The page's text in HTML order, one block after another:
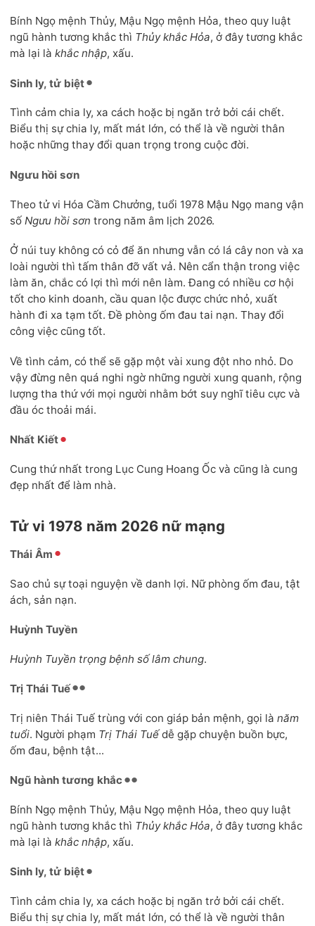
Bính Ngọ mệnh Thủy, Mậu Ngọ mệnh Hỏa, theo quy luật
ngũ hành tương khắc thì Thủy khắc Hỏa, ở đây tương khắc
mà lại làkhắc nhập, xấu.
Sinh ly, tử biệt
Tình cảm chia ly, xa cách hoặc bị ngăn trở bởi cái chết.
Biểu thị sự chia ly, mất mát lớn, có thể là về người thân
hoặc những thay đổi quan trọng trong cuộc đời.
Ngưu hồi sơn
Theo tử vi Hóa Cầm Chưởng, tuổi 1978 Mậu Ngọ mang vận
số Ngưu hồi sơn trong năm âm lịch 2026.
Ở núi tuy không có cỏ để ăn nhưng vẫn có lá cây non và xa
loài người thì tấm thân đỡ vất vả. Nên cẩn thận trong việc
làm ăn, chắc có lợi thì mới nên làm. Đang có nhiều cơ hội
tốt cho kinh doanh, cầu quan lộc được chức nhỏ, xuất
hành đi xa tạm tốt. Đề phòng ốm đau tai nạn. Thay đổi
công việc cũng tốt.
Về tình cảm, có thể sẽ gặp một vài xung đột nho nhỏ. Do
vậy đừng nên quá nghi ngờ những người xung quanh, rộng
lượng tha thứ với mọi người nhằm bớt suy nghĩ tiêu cực và
đầu óc thoải mái.
Nhất Kiết
Cung thứ nhất trong Lục Cung Hoang Ốc và cũng là cung
đẹp nhất để làm nhà.
Tử vi 1978 năm 2026 nữ mạng
Thái Âm
Sao chủ sự toại nguyện về danh lợi. Nữ phòng ốm đau, tật
ách, sản nạn.
Huỳnh Tuyền
Huỳnh Tuyền trọng bệnh số lâm chung.
Trị Thái Tuế
Trị niên Thái Tuế trùng với con giáp bản mệnh, gọi lànăm
tuổi. Người phạm Trị Thái Tuếdễ gặp chuyện buồn bực,
ốm đau, bệnh tật...
Ngũ hành tương khắc
Bính Ngọ mệnh Thủy, Mậu Ngọ mệnh Hỏa, theo quy luật
ngũ hành tương khắc thì Thủy khắc Hỏa, ở đây tương khắc
mà lại làkhắc nhập, xấu.
Sinh ly, tử biệt
Tình cảm chia ly, xa cách hoặc bị ngăn trở bởi cái chết.
Biểu thị sự chia ly, mất mát lớn, có thể là về người thân